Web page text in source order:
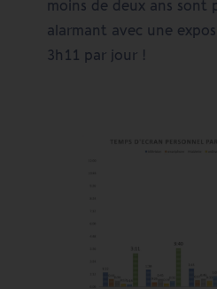
moins de deux ans sont
alarmant avec une
3h11 par jour !